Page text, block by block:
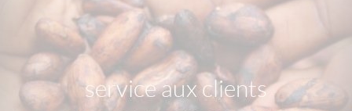
service aux clients